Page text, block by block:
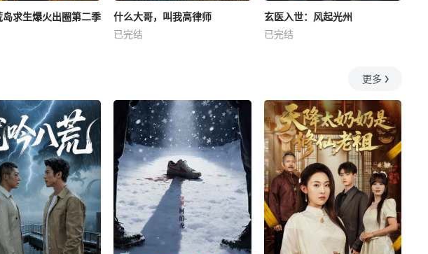
岛求生爆火出圈第二季
什么大哥，叫我高律师
已完结
玄医入世：风起光州
已完结
更多